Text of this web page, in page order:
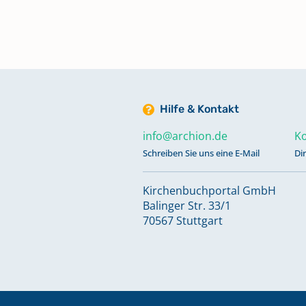
1865, Zivilstandsregister,
1844-1865, Zivilstandsregister,
1844-1865
Zivilstandsregister, Geburten
Hilfe & Kontakt
info@archion.de
Schreiben Sie uns eine E-Mail
Kirchenbuchportal GmbH
Balinger Str. 33/1
70567 Stuttgart